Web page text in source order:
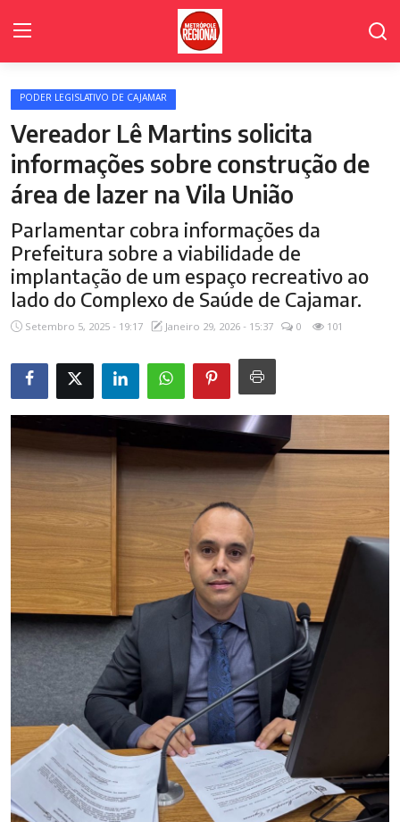
Home Page
Poder Legislativo de Cajamar
Cidades
Fale Conosco
Polícia
Política
PODER LEGISLATIVO DE CAJAMAR
Vereador Lê Martins solicita
informações sobre construção de
área de lazer na Vila União
Parlamentar cobra informações da
Prefeitura sobre a viabilidade de
implantação de um espaço recreativo ao
lado do Complexo de Saúde de Cajamar.
Setembro 5, 2025 - 19:17 Janeiro 29, 2026 - 15:37 0 101